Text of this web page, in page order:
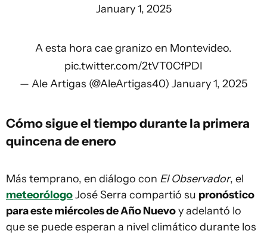
January 1, 2025
A esta hora cae granizo en Montevideo.
pic.twitter.com/2tVT0CfPDI
— Ale Artigas (@AleArtigas40) January 1, 2025
Cómo sigue el tiempo durante la primera
quincena de enero
Más temprano, en diálogo con El Observador, el
meteorólogoJosé Serra compartió su pronóstico
para este miércoles de Año Nuevoy adelantó lo
que se puede esperan a nivel climático durante los